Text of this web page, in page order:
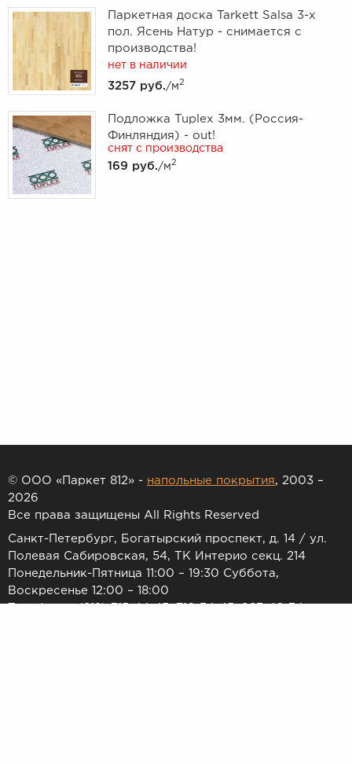
Паркетная доска Tarkett Salsa 3-х
пол. Ясень Натур - снимается с
производства!
нет в наличии
3257 руб./м2
Подложка Tuplex 3мм. (Россия-
Финляндия) - out!
снят с производства
169 руб./м2
© ООО «Паркет 812» - напольные покрытия, 2003 –
2026
Все права защищены All Rights Reserved
Санкт-Петербург, Богатырский проспект, д. 14 / ул.
Полевая Сабировская, 54, ТК Интерио секц. 214
Понедельник-Пятница 11:00 – 19:30 Суббота,
Воскресенье 12:00 – 18:00